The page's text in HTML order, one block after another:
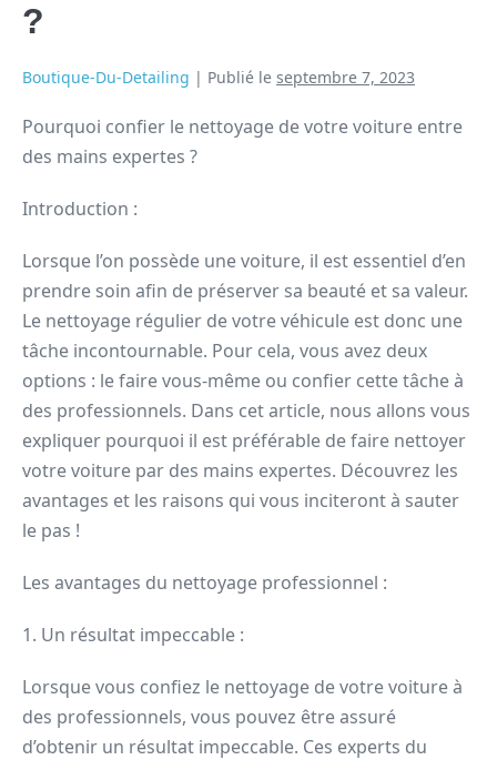
?
Boutique-Du-Detailing | Publié le septembre 7, 2023
Pourquoi confier le nettoyage de votre voiture entre
des mains expertes ?
Introduction :
Lorsque l’on possède une voiture, il est essentiel d’en
prendre soin afin de préserver sa beauté et sa valeur.
Le nettoyage régulier de votre véhicule est donc une
tâche incontournable. Pour cela, vous avez deux
options : le faire vous-même ou confier cette tâche à
des professionnels. Dans cet article, nous allons vous
expliquer pourquoi il est préférable de faire nettoyer
votre voiture par des mains expertes. Découvrez les
avantages et les raisons qui vous inciteront à sauter
le pas !
Les avantages du nettoyage professionnel :
1. Un résultat impeccable :
Lorsque vous confiez le nettoyage de votre voiture à
des professionnels, vous pouvez être assuré
d’obtenir un résultat impeccable. Ces experts du